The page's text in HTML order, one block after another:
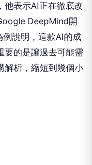
他表示AI正在徹底改
DeepMind開
說明，這款AI的成
要的是讓過去可能需
解析，縮短到幾個小